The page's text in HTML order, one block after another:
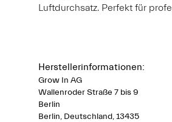
Luftdurchsatz. Perfekt für
Herstellerinformationen:
Grow In AG
Wallenroder Straße 7 bis 9
Berlin
Berlin, Deutschland, 13435